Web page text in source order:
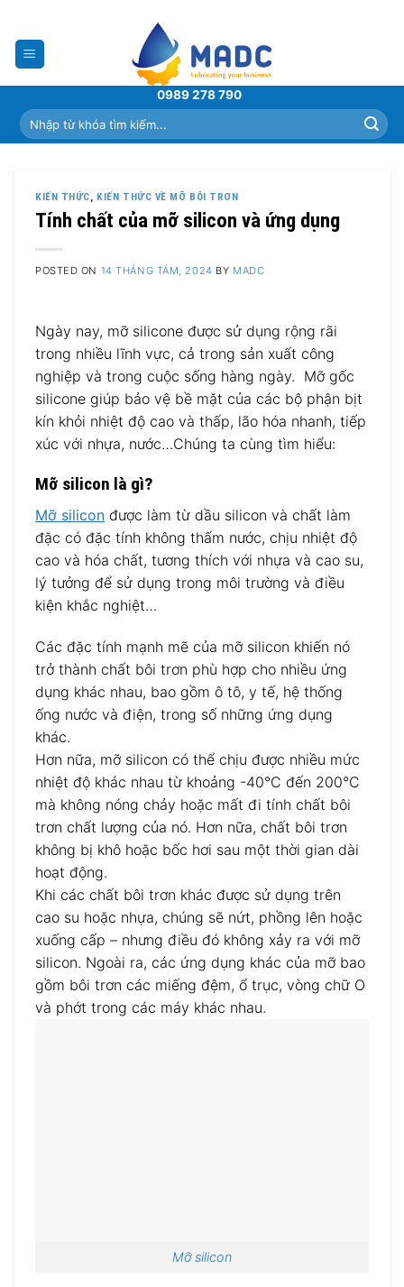
content
0989 278 790
Tìm
kiếm:
KIẾN THỨC, KIẾN THỨC VỀ MỠ BÔI TRƠN
Tính chất của mỡ silicon và ứng dụng
POSTED ON 14 THÁNG TÁM, 2024 BY MADC
Ngày nay, mỡ silicone được sử dụng rộng rãi
trong nhiều lĩnh vực, cả trong sản xuất công
nghiệp và trong cuộc sống hàng ngày. Mỡ gốc
silicone giúp bảo vệ bề mặt của các bộ phận bịt
kín khỏi nhiệt độ cao và thấp, lão hóa nhanh, tiếp
xúc với nhựa, nước…Chúng ta cùng tìm hiểu:
Mỡ silicon là gì?
Mỡ silicon được làm từ dầu silicon và chất làm
đặc có đặc tính không thấm nước, chịu nhiệt độ
cao và hóa chất, tương thích với nhựa và cao su,
lý tưởng để sử dụng trong môi trường và điều
kiện khắc nghiệt…
Các đặc tính mạnh mẽ của mỡ silicon khiến nó
trở thành chất bôi trơn phù hợp cho nhiều ứng
dụng khác nhau, bao gồm ô tô, y tế, hệ thống
ống nước và điện, trong số những ứng dụng
khác.
Hơn nữa, mỡ silicon có thể chịu được nhiều mức
nhiệt độ khác nhau từ khoảng -40°C đến 200°C
mà không nóng chảy hoặc mất đi tính chất bôi
trơn chất lượng của nó. Hơn nữa, chất bôi trơn
không bị khô hoặc bốc hơi sau một thời gian dài
hoạt động.
Khi các chất bôi trơn khác được sử dụng trên
cao su hoặc nhựa, chúng sẽ nứt, phồng lên hoặc
xuống cấp – nhưng điều đó không xảy ra với mỡ
silicon. Ngoài ra, các ứng dụng khác của mỡ bao
gồm bôi trơn các miếng đệm, ổ trục, vòng chữ O
và phớt trong các máy khác nhau.
Mỡ silicon